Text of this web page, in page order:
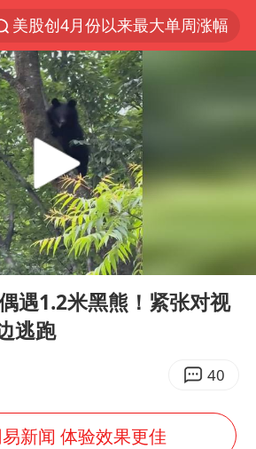
美股创4月份以来最大单周涨幅
女子被狗舔脚确诊三级暴露 医生回应
考生称遭第二名花钱劝退 当地再通报
福建省泉州市委书记张毅恭接受纪律审查和监察调查
“中国蔬菜之乡”最高温达41.8℃
老中医：立秋后养心是关键
遇1.2米黑熊！紧张对视
逃跑
40
新闻 体验效果更佳